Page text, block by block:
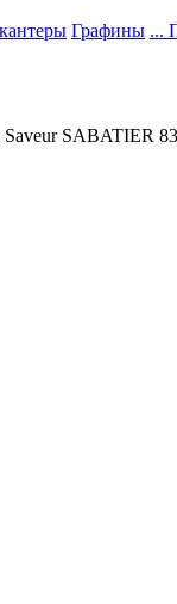
Графины ...
SABATIER